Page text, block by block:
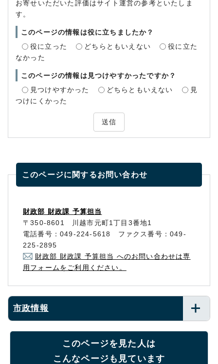
お寄せいただいた評価はサイト運営の参考といたしま
す。
このページの情報は役に立ちましたか？
役に立った
どちらともいえない
役に立た
なかった
このページの情報は見つけやすかったですか？
見つけやすかった
どちらともいえない
見
つけにくかった
送信
このページに関するお問い合わせ
財政部 財政課 予算担当
〒350-8601 川越市元町1丁目3番地1
電話番号：049-224-5618 ファクス番号：049-
225-2895
財政部 財政課 予算担当 へのお問い合わせは専
用フォームをご利用ください。
市政情報
このページを見た人は
こんなページも見ています